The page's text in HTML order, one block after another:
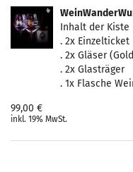
Inhalt der Kiste
. 2x Einzelticket
. 2x Gläser
. 2x Glasträger
. 1x Flasche
99,00 €
inkl. 19% MwSt.